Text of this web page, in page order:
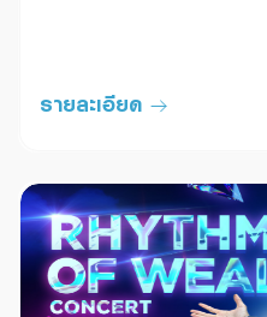
รายละเอียด